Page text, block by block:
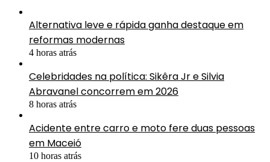
Alternativa leve e rápida ganha destaque em
reformas modernas
4 horas atrás
Celebridades na política: Sikêra Jr e Silvia
Abravanel concorrem em 2026
8 horas atrás
Acidente entre carro e moto fere duas pessoas
em Maceió
10 horas atrás